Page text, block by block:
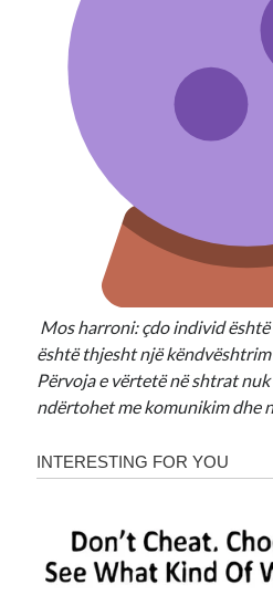
Mos harroni: çdo individ
është thjesht një
Përvoja e vërtetë në shtrat
ndërtohet me komunikim dhe